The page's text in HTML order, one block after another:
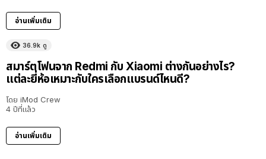
อ่านเพิ่มเติม
36.9k ดู
สมาร์ตโฟนจาก Redmi กับ Xiaomi ต่างกันอย่างไร?
แต่ละยี่ห้อเหมาะกับใครเลือกแบรนด์ไหนดี?
โดย iMod Crew
4 ปีที่แล้ว
อ่านเพิ่มเติม